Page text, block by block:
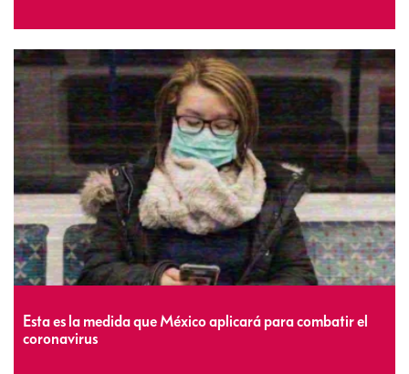
Esta es la medida que México aplicará para combatir el
coronavirus